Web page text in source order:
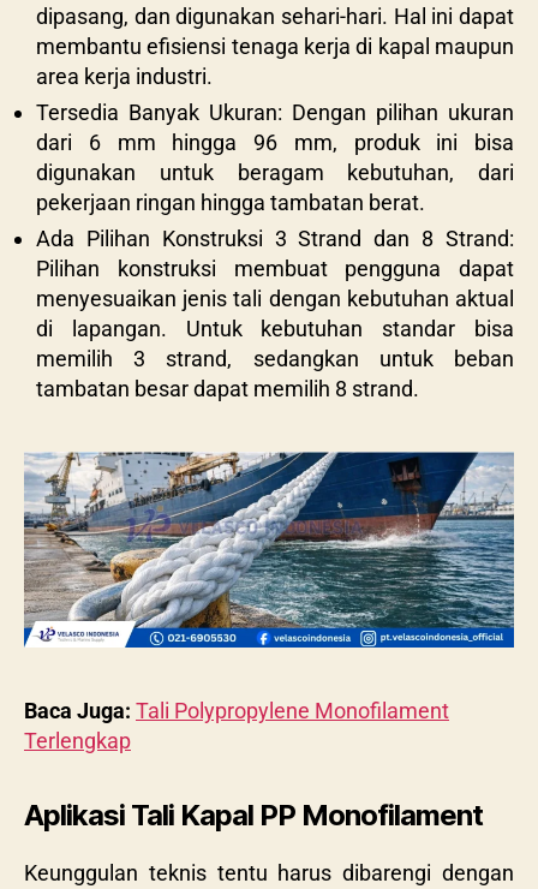
dipasang, dan digunakan sehari-hari. Hal ini dapat
membantu efisiensi tenaga kerja di kapal maupun
area kerja industri.
Tersedia Banyak Ukuran: Dengan pilihan ukuran
dari 6 mm hingga 96 mm, produk ini bisa
digunakan untuk beragam kebutuhan, dari
pekerjaan ringan hingga tambatan berat.
Ada Pilihan Konstruksi 3 Strand dan 8 Strand:
Pilihan konstruksi membuat pengguna dapat
menyesuaikan jenis tali dengan kebutuhan aktual
di lapangan. Untuk kebutuhan standar bisa
memilih 3 strand, sedangkan untuk beban
tambatan besar dapat memilih 8 strand.
Baca Juga: Tali Polypropylene Monofilament
Terlengkap
Aplikasi Tali Kapal PP Monofilament
Keunggulan teknis tentu harus dibarengi dengan